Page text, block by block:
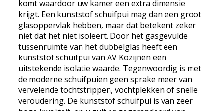
komt waardoor uw kamer een extra dimensie
krijgt. Een kunststof schuifpui mag dan een groot
glasoppervlak hebben, maar dat betekent zeker
niet dat het niet isoleert. Door het gasgevulde
tussenruimte van het dubbelglas heeft een
kunststof schuifpui van AV Kozijnen een
uitstekende isolatie waarde. Tegenwoordig is met
de moderne schuifpuien geen sprake meer van
vervelende tochtstrippen, vochtplekken of snelle
veroudering. De kunststof schuifpui is van zeer